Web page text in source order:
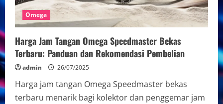
Omega
Harga Jam Tangan Omega Speedmaster Bekas
Terbaru: Panduan dan Rekomendasi Pembelian
admin 26/07/2025
Harga jam tangan Omega Speedmaster bekas
terbaru menarik bagi kolektor dan penggemar jam